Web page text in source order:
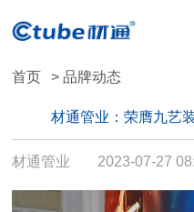
首页 > 品牌动态
材通管业：荣膺九艺
材通管业 2023-07-27